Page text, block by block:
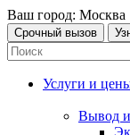
Ваш город: Москва
Срочный вызов
Услуги и
Вывод